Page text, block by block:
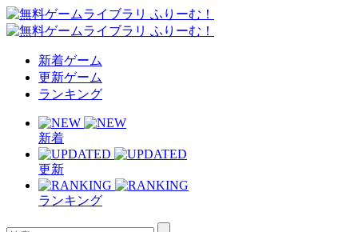
新着ゲーム
更新ゲーム
ランキング
新着
更新
ランキング